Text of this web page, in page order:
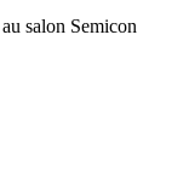
salon Semicon